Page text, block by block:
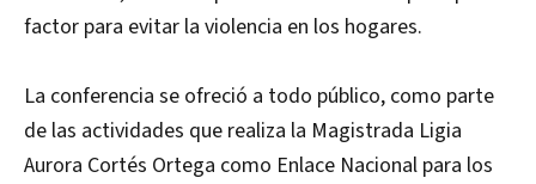
factor para evitar la violencia en los hogares.
La conferencia se ofreció a todo público, como parte
de las actividades que realiza la Magistrada Ligia
Aurora Cortés Ortega como Enlace Nacional para los